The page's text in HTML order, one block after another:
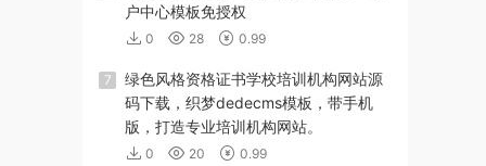
户中心模板免授权
0 28 0.99
7
绿色风格资格证书学校培训机构网站源
码下载，织梦dedecms模板，带手机
版，打造专业培训机构网站。
0 20 0.99